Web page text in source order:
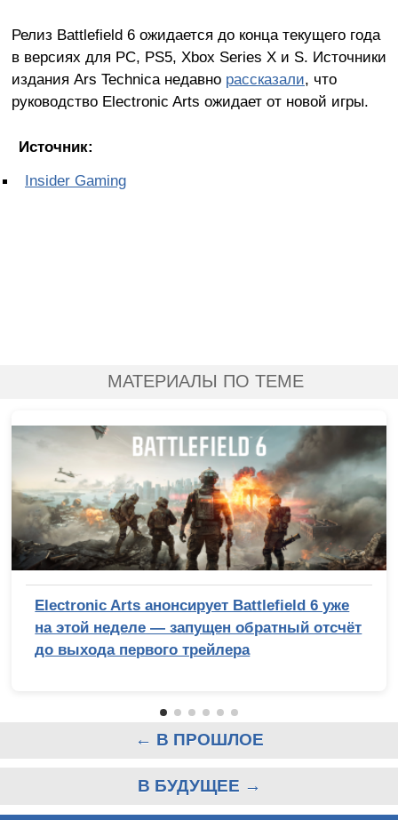
Релиз Battlefield 6 ожидается до конца текущего года
в версиях для PC, PS5, Xbox Series X и S. Источники
издания Ars Technica недавно рассказали, что
руководство Electronic Arts ожидает от новой игры.
Источник:
Insider Gaming
МАТЕРИАЛЫ ПО ТЕМЕ
Electronic Arts анонсирует Battlefield 6 уже
на этой неделе — запущен обратный отсчёт
до выхода первого трейлера
← В ПРОШЛОЕ
В БУДУЩЕЕ →